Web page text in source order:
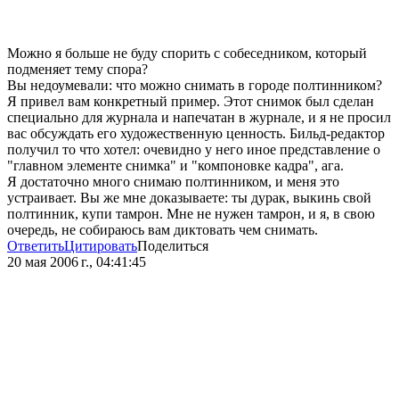
Можно я больше не буду спорить с собеседником, который
подменяет тему спора?
Вы недоумевали: что можно снимать в городе полтинником?
Я привел вам конкретный пример. Этот снимок был сделан
специально для журнала и напечатан в журнале, и я не просил
вас обсуждать его художественную ценность. Бильд-редактор
получил то что хотел: очевидно у него иное представление о
"главном элементе снимка" и "компоновке кадра", ага.
Я достаточно много снимаю полтинником, и меня это
устраивает. Вы же мне доказываете: ты дурак, выкинь свой
полтинник, купи тамрон. Мне не нужен тамрон, и я, в свою
очередь, не собираюсь вам диктовать чем снимать.
ОтветитьЦитироватьПоделиться
20 мая 2006 г., 04:41:45